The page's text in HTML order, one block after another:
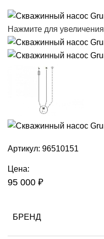
Нажмите для увеличения
Артикул: 96510151
Цена:
95 000 ₽
БРЕНД